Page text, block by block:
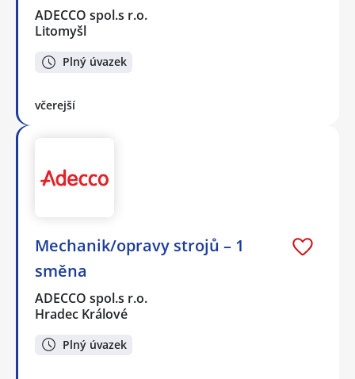
ADECCO spol.s r.o.
Litomyšl
Plný úvazek
včerejší
Mechanik/opravy strojů – 1
směna
ADECCO spol.s r.o.
Hradec Králové
Plný úvazek